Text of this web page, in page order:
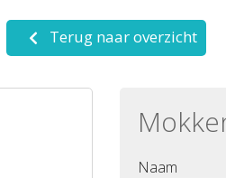
Terug naar overzicht
Naam